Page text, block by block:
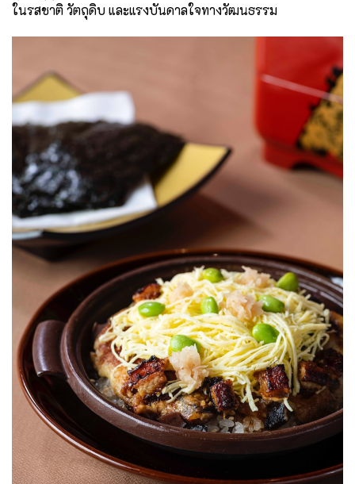
ในรสชาติ วัตถุดิบ และแรงบันดาลใจทางวัฒนธรรม